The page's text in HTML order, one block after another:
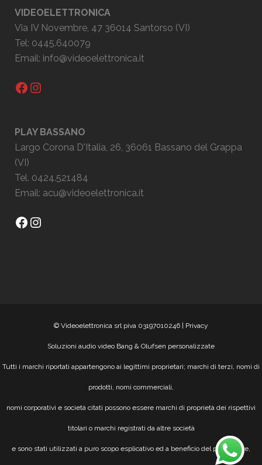
VIDEOELETTRONICA
Via IV Novembre, 47 36014 Santorso (VI)
Tel: 0445.640079
Email: info@videoelettronica.it
Facebook
Instagram
PLAY BASSANO
Largo Corona D'Italia, 26, 36061 Bassano del Grappa
(VI)
Tel. 0424.521484
Email: acu@videoelettronica.it
Facebook
Instagram
© Videoelettronica srl piva 03197010246 | Privacy
Soluzioni audio video Bang & Olufsen personalizzate
Tutti i marchi riportati appartengono ai legittimi proprietari; marchi di terzi, nomi di
prodotti, nomi commerciali,
nomi corporativi e società citati possono essere marchi di proprietà dei rispettivi
titolari o marchi registrati da altre società
e sono stati utilizzati a puro scopo esplicativo ed a beneficio del possessore,